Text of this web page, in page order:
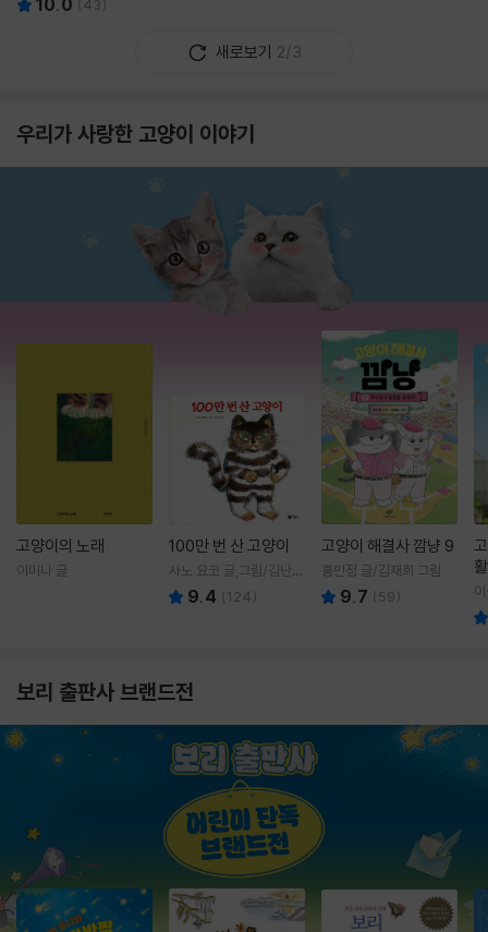
10.0 (43)
새로보기 2/3
우리가 사랑한 고양이 이야기
고양이의 노래
이미나 글
100만 번 산 고양이
사노 요코 글,그림/김난주
역 9.4 (124)
고양이 해결사 깜냥 9
홍민정 글/김재희 그림
9.7 (59)
보리 출판사 브랜드전